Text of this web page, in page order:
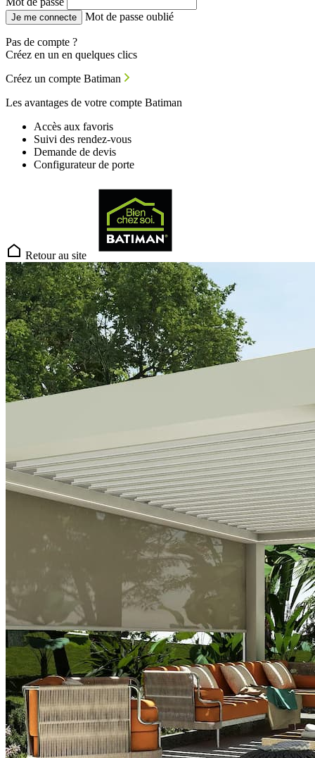
Je me connecte Mot de passe oublié
Pas de compte ?
Créez en un en quelques clics
Créez un compte Batiman
Les avantages de votre compte Batiman
Accès aux favoris
Suivi des rendez-vous
Demande de devis
Configurateur de porte
Retour au site